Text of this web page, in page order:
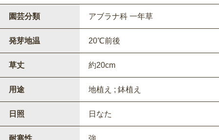
園芸分類 アブラナ科 一年草
発芽地温 20℃前後
草丈 約20cm
用途 地植え ; 鉢植え
日照 日なた